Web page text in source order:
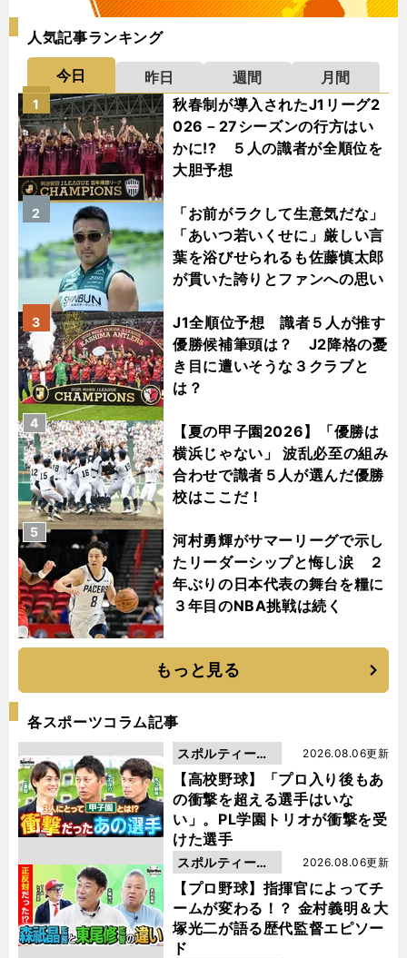
人気記事ランキング
今日 昨日 週間
月間
秋春制が導入されたJ1リーグ2
026－27シーズンの行方はい
かに!? ５人の識者が全順位を
大胆予想
1
「お前がラクして生意気だな」
「あいつ若いくせに」厳しい言
葉を浴びせられるも佐藤慎太郎
が貫いた誇りとファンへの思い
2
J1全順位予想 識者５人が推す
優勝候補筆頭は？ J2降格の憂
き目に遭いそうな３クラブと
は？
3
【夏の甲子園2026】「優勝は
横浜じゃない」 波乱必至の組み
合わせで識者５人が選んだ優勝
校はここだ！
4
河村勇輝がサマーリーグで示し
たリーダーシップと悔し涙 ２
年ぶりの日本代表の舞台を糧に
３年目のNBA挑戦は続く
5
もっと見る
各スポーツコラム記事
【高校野球】「プロ入り後もあ
の衝撃を超える選手はいな
い」。PL学園トリオが衝撃を受
けた選手
2026.08.06更新
スポルティーバ
動画
【プロ野球】指揮官によってチ
ームが変わる！？ 金村義明＆大
塚光二が語る歴代監督エピソー
ド
2026.08.06更新
スポルティーバ
動画